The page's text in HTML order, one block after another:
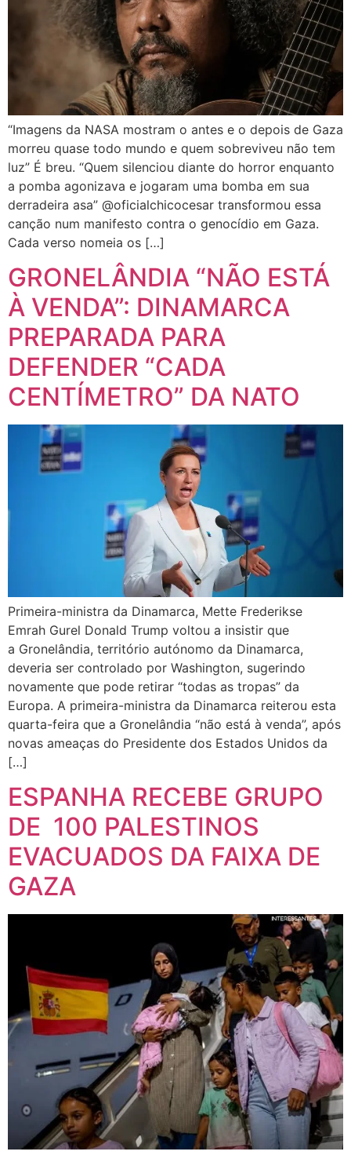
“Imagens da NASA mostram o antes e o depois de Gaza
morreu quase todo mundo e quem sobreviveu não tem
luz” É breu. “Quem silenciou diante do horror enquanto
a pomba agonizava e jogaram uma bomba em sua
derradeira asa” @oficialchicocesar transformou essa
canção num manifesto contra o genocídio em Gaza.
Cada verso nomeia os […]
GRONELÂNDIA “NÃO ESTÁ
À VENDA”: DINAMARCA
PREPARADA PARA
DEFENDER “CADA
CENTÍMETRO” DA NATO
Primeira-ministra da Dinamarca, Mette Frederikse
Emrah Gurel Donald Trump voltou a insistir que
a Gronelândia, território autónomo da Dinamarca,
deveria ser controlado por Washington, sugerindo
novamente que pode retirar “todas as tropas” da
Europa. A primeira-ministra da Dinamarca reiterou esta
quarta-feira que a Gronelândia “não está à venda”, após
novas ameaças do Presidente dos Estados Unidos da
[…]
ESPANHA RECEBE GRUPO
DE 100 PALESTINOS
EVACUADOS DA FAIXA DE
GAZA